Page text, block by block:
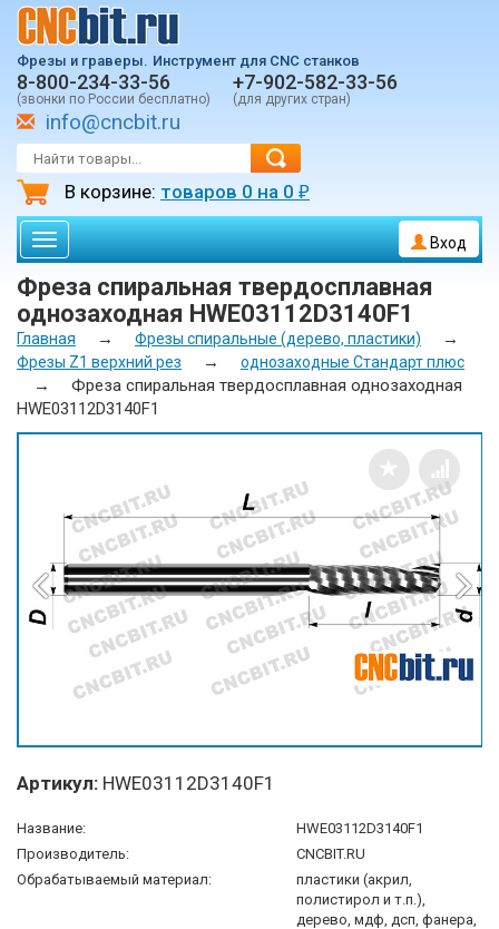
Фрезы и граверы. Инструмент для CNC станков
8-800-234-33-56
(звонки по России бесплатно)
+7-902-582-33-56
(для других стран)
info@cncbit.ru
В корзине: товаров 0 на 0 ₽
Toggle
navigation
Вход
Фреза спиральная твердосплавная
однозаходная HWE03112D3140F1
Главная → Фрезы спиральные (дерево, пластики) →
Фрезы Z1 верхний рез → однозаходные Стандарт плюс
→
Фреза спиральная твердосплавная однозаходная
HWE03112D3140F1
Артикул: HWE03112D3140F1
Название:
HWE03112D3140F1
Производитель:
CNCBIT.RU
Обрабатываемый материал:
пластики (акрил,
полистирол и т.п.),
дерево, мдф, дсп, фанера,